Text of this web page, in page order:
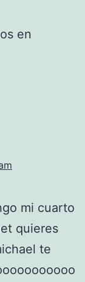
en
mi cuarto
quieres
te